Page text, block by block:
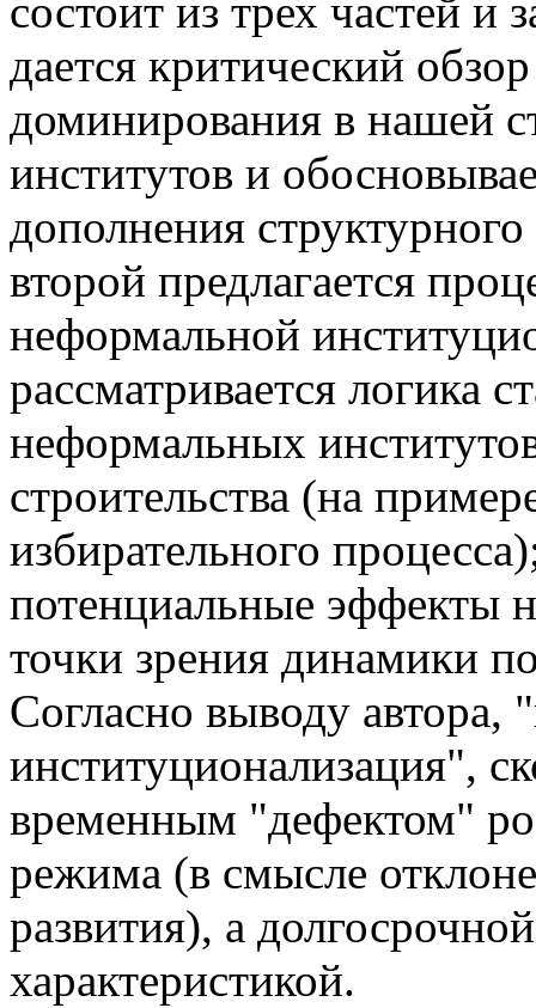
состоит из трех частей и
дается критический
доминирования в нашей
институтов и
дополнения
второй предлагается
неформальной
рассматривается логика
неформальных
строительства (на
избирательного
потенциальные эффекты
точки зрения динамики
Согласно выводу автора,
институционализация",
временным "дефектом"
режима (в смысле
развития), а
характеристикой.